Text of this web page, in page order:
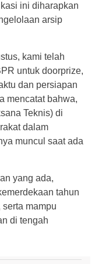
ini diharapkan
arsip
kami telah
untuk doorprize,
dan persiapan
mencatat bahwa,
Teknis) di
dalam
muncul saat ada
yang ada,
tahun
mampu
di tengah